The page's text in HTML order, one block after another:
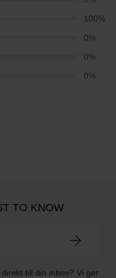
100%
0%
0%
0%
TO KNOW
till din inbox? Vi ger